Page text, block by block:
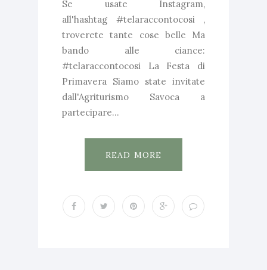
Se usate Instagram,
all'hashtag #telaraccontocosi ,
troverete tante cose belle Ma
bando alle ciance:
#telaraccontocosi La Festa di
Primavera Siamo state invitate
dall'Agriturismo Savoca a
partecipare...
READ MORE